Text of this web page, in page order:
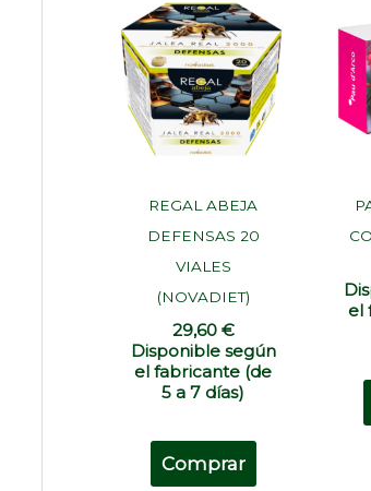
REGAL ABEJA
DEFENSAS 20
VIALES
(NOVADIET)
29,60 €
Disponible según
el fabricante (de
5 a 7 días)
Comprar
el